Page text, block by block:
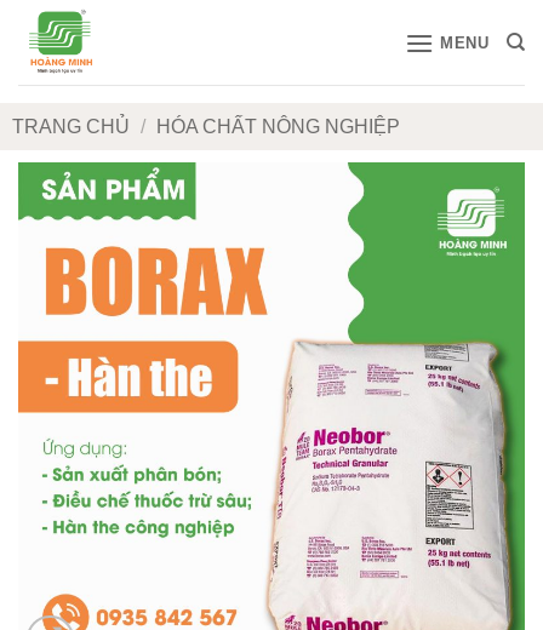
qua
MENU
TRANG CHỦ / HÓA CHẤT NÔNG NGHIỆP